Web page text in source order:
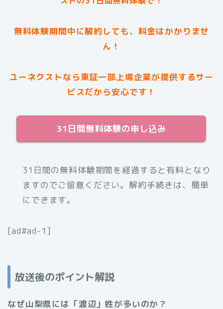
無料体験期間中に解約しても、料金はかかりませ
ん！
ユーネクストなら東証一部上場企業が提供するサー
ビスだから安心です！
31日間無料体験の申し込み
31日間の無料体験期間を経過すると有料となり
ますのでご留意ください。解約手続きは、簡単
にできます。
[ad#ad-1]
放送後のポイント解説
なぜ山梨県には「渡辺」姓が多いのか？